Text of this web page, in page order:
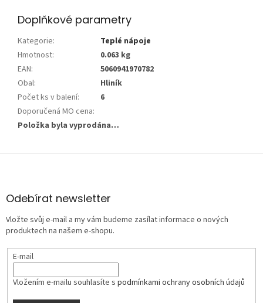
Doplňkové parametry
Kategorie:
Teplé nápoje
Hmotnost:
0.063 kg
EAN:
5060941970782
Obal:
Hliník
Počet ks v balení:
6
Doporučená MO cena:
Položka byla vyprodána…
Z
aOdebírat newsletter
Vložte svůj e-mail a my vám budeme zasílat informace o nových
produktech na našem e-shopu.
E-mail
Vložením e-mailu souhlasíte s podmínkami ochrany osobních údajů